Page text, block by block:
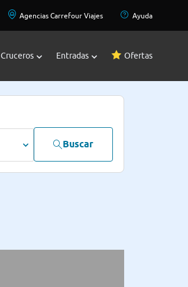
Agencias Carrefour Viajes Ayuda
Cruceros Entradas Ofertas
Buscar